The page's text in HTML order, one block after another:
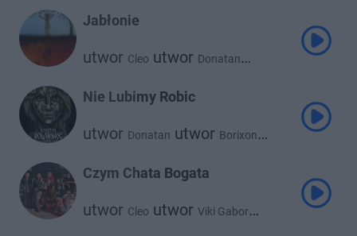
Jabłonie
utwor Cleo utwor Donatan
Nie Lubimy Robic
utwor Donatan utwor Borixon
Czym Chata Bogata
utwor Cleo utwor Viki Gabor